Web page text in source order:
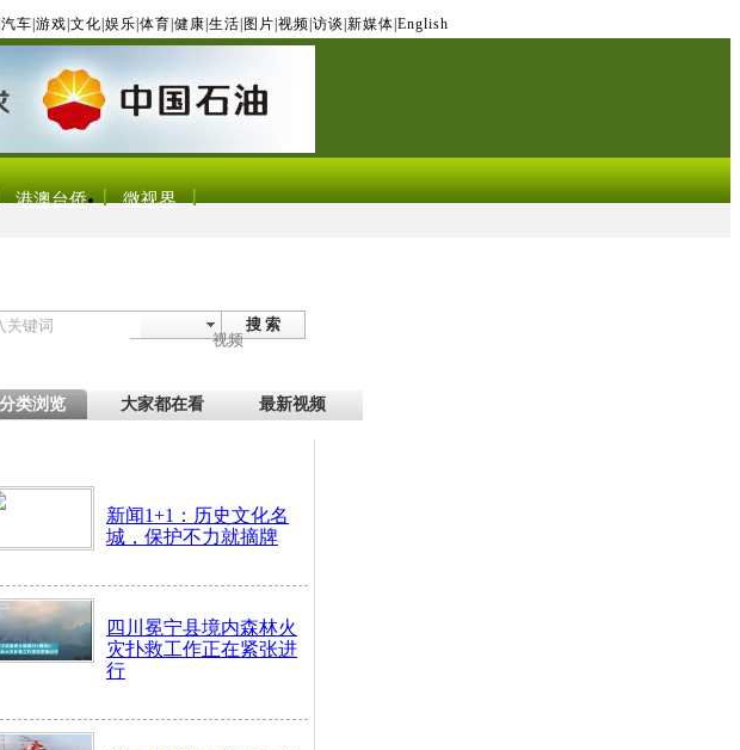
汽车 游戏 文化 娱乐 体育 健康 生活 图片 视频 访谈 新媒体 English
港澳台侨 微视界
搜 索
视频
分类浏览 大家都在看 最新视频
新闻1+1：历史文化名
城，保护不力就摘牌
四川冕宁县境内森林火
灾扑救工作正在紧张进
行